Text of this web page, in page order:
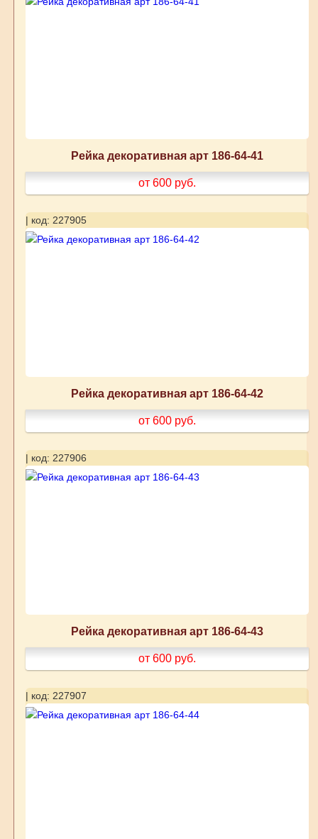
Рейка декоративная арт 186-64-41
от 600 руб.
| код: 227905
Рейка декоративная арт 186-64-42
от 600 руб.
| код: 227906
Рейка декоративная арт 186-64-43
от 600 руб.
| код: 227907